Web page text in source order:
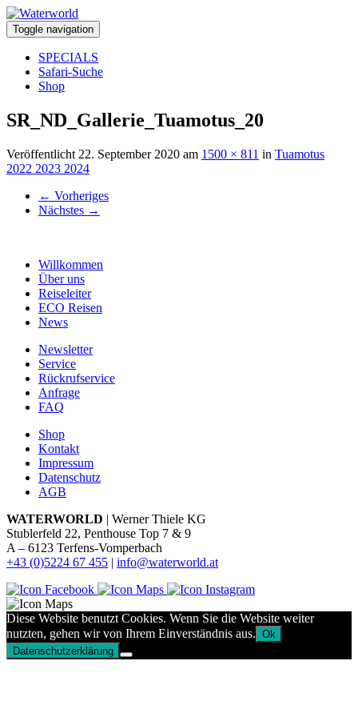
Toggle navigation
SPECIALS
Safari-Suche
Shop
SR_ND_Gallerie_Tuamotus_20
Veröffentlicht 22. September 2020 am 1500 × 811 in Tuamotus
2022 2023 2024
← Vorheriges
Nächstes →
Willkommen
Über uns
Reiseleiter
ECO Reisen
News
Newsletter
Service
Rückrufservice
Anfrage
FAQ
Shop
Kontakt
Impressum
Datenschutz
AGB
WATERWORLD | Werner Thiele KG
Stublerfeld 22, Penthouse Top 7 & 9
A – 6123 Terfens-Vomperbach
+43 (0)5224 67 455 | info@waterworld.at
Diese Website benutzt Cookies. Wenn Sie die Website weiter
nutzten, gehen wir von Ihrem Einverständnis aus. Ok
Datenschutzerklärung